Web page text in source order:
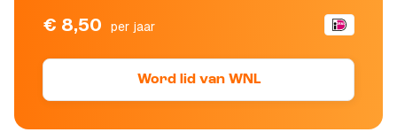
€ 8,50 per jaar
Word lid van WNL